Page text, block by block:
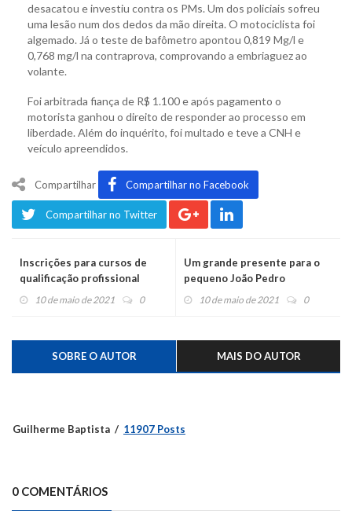
desacatou e investiu contra os PMs. Um dos policiais sofreu
uma lesão num dos dedos da mão direita. O motociclista foi
algemado. Já o teste de bafômetro apontou 0,819 Mg/l e
0,768 mg/l na contraprova, comprovando a embriaguez ao
volante.
Foi arbitrada fiança de R$ 1.100 e após pagamento o
motorista ganhou o direito de responder ao processo em
liberdade. Além do inquérito, foi multado e teve a CNH e
veículo apreendidos.
Compartilhar Compartilhar no Facebook
Compartilhar no Twitter
Inscrições para cursos de
qualificação profissional
iniciam nesta segunda-feira
10 de maio de 2021 0
Um grande presente para o
pequeno João Pedro
10 de maio de 2021 0
SOBRE O AUTOR MAIS DO AUTOR
Guilherme Baptista 11907 Posts
0 COMENTÁRIOS